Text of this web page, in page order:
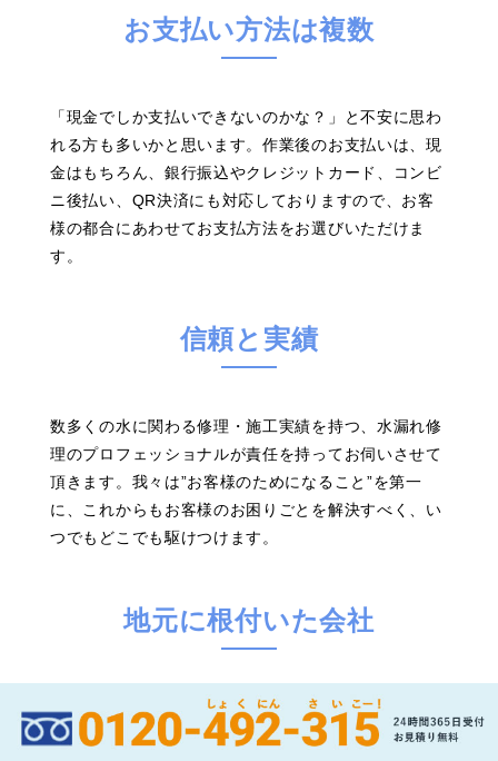
お支払い方法は複数
「現金でしか支払いできないのかな？」と不安に思わ
れる方も多いかと思います。作業後のお支払いは、現
金はもちろん、銀行振込やクレジットカード、コンビ
ニ後払い、QR決済にも対応しておりますので、お客
様の都合にあわせてお支払方法をお選びいただけま
す。
信頼と実績
数多くの水に関わる修理・施工実績を持つ、水漏れ修
理のプロフェッショナルが責任を持ってお伺いさせて
頂きます。我々は”お客様のためになること”を第一
に、これからもお客様のお困りごとを解決すべく、い
つでもどこでも駆けつけます。
地元に根付いた会社
兵庫に暮らす皆様に愛される企業として、お客様の水
まわりのお困り事やトラブルを真っ先に解決する存在